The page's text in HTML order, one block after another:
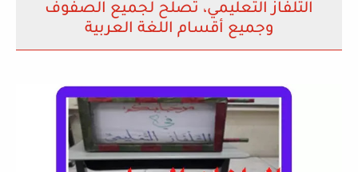
التلفاز التعليمي، تصلح لجميع الصفوف
وجميع أقسام اللغة العربية